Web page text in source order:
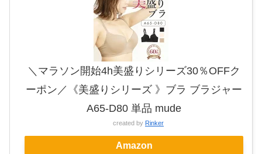
＼マラソン開始4h美盛りシリーズ30％OFFク
ーポン／《美盛りシリーズ 》ブラ ブラジャー
A65-D80 単品 mude
created by Rinker
Amazon